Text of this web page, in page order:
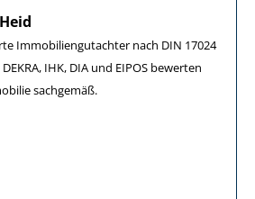
Im­mo­bi­li­en­gut­ach­ter nach DIN 17024
IHK, DIA und EIPOS bewerten
sachgemäß.